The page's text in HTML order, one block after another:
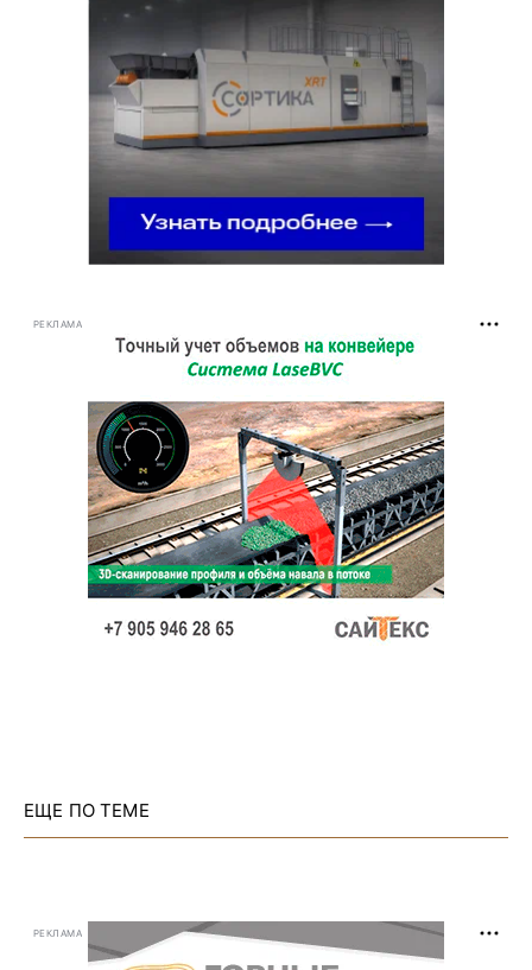
РЕКЛАМА
ЕЩЕ ПО ТЕМЕ
РЕКЛАМА